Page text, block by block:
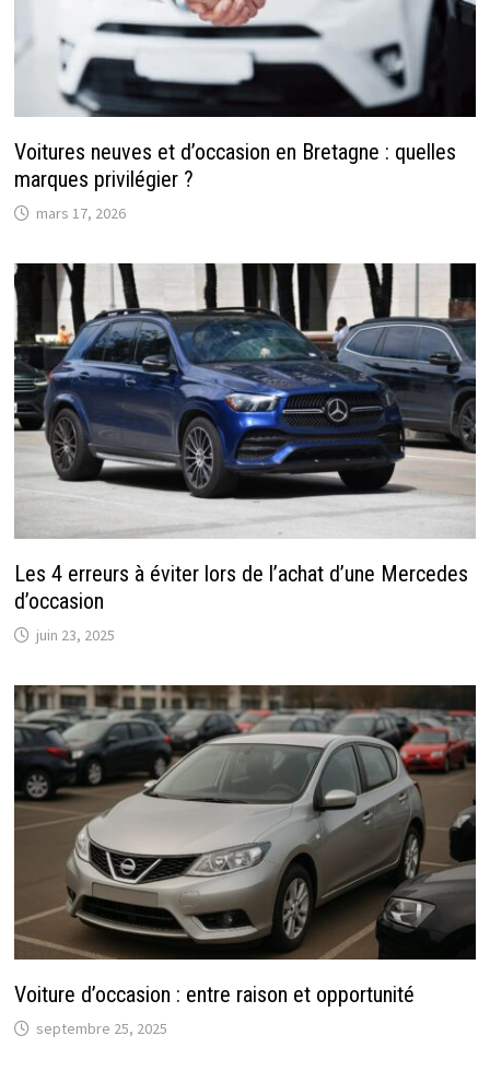
Voitures neuves et d’occasion en Bretagne : quelles
marques privilégier ?
mars 17, 2026
Les 4 erreurs à éviter lors de l’achat d’une Mercedes
d’occasion
juin 23, 2025
Voiture d’occasion : entre raison et opportunité
septembre 25, 2025